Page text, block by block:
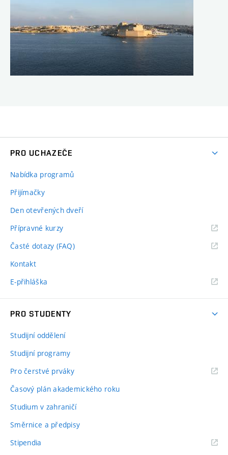
PRO UCHAZEČE
Nabídka programů
Přijímačky
Den otevřených dveří
Přípravné kurzy
Časté dotazy (FAQ)
Kontakt
E-přihláška
PRO STUDENTY
Studijní oddělení
Studijní programy
Pro čerstvé prváky
Časový plán akademického roku
Studium v zahraničí
Směrnice a předpisy
Stipendia